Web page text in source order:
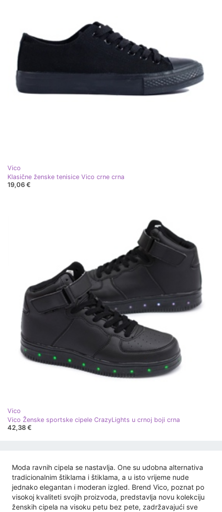
Vico
Klasične ženske tenisice Vico crne crna
19,06 €
Vico
Vico Ženske sportske cipele CrazyLights u crnoj boji crna
42,38 €
Moda ravnih cipela se nastavlja. One su udobna alternativa
tradicionalnim štiklama i štiklama, a u isto vrijeme nude
jednako elegantan i moderan izgled. Brend Vico, poznat po
visokoj kvaliteti svojih proizvoda, predstavlja novu kolekciju
ženskih cipela na visoku petu bez pete, zadržavajući sve